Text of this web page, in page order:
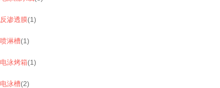
反渗透膜(1)
喷淋槽(1)
电泳烤箱(1)
电泳槽(2)